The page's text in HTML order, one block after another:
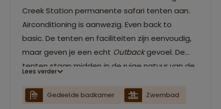
Creek Station permanente safari tenten aan.
Airconditioning is aanwezig. Even back to
basic. De tenten en faciliteiten zijn eenvoudig,
maar geven je een echt Outbackgevoel. De
tenten staan midden in de ruige natuur van de
en duizenden sterren.
Lees verder
Gedeelde badkamer Zwembad